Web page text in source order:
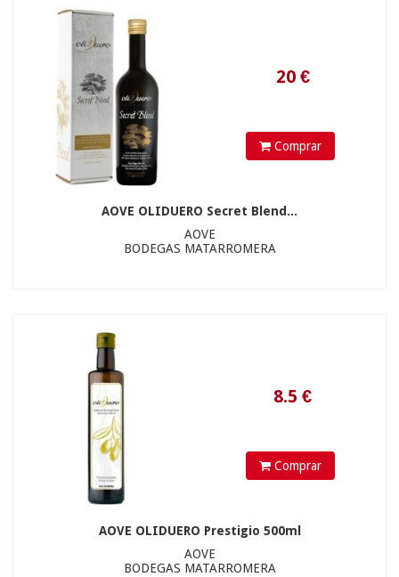
Comprar
AOVE OLIDUERO Secret Blend...
AOVE
BODEGAS MATARROMERA
€
Comprar
AOVE OLIDUERO Prestigio 500ml
AOVE
BODEGAS MATARROMERA